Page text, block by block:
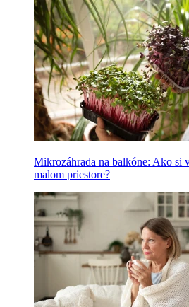
Mikrozáhrada na balkóne: Ako si
malom priestore?